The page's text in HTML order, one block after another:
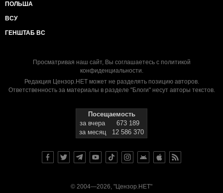
ПОЛЬША
ВСУ
ГЕНШТАБ ВС
Просматривая наш сайт, Вы соглашаетесь с политикой
конфиденциальности.
Редакция Цензор.НЕТ может не разделять позицию авторов.
Ответственность за материалы в разделе "Блоги" несут авторы текстов.
Посещаемость
за вчера
673 189
за месяц
12 586 370
© 2004—2026, "Цензор.НЕТ"